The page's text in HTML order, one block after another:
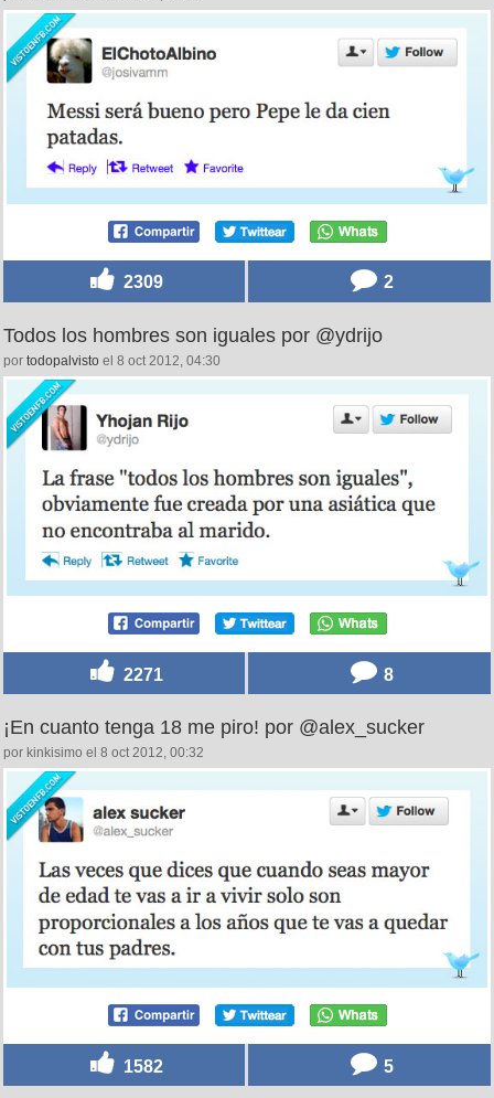
2309 2
Todos los hombres son iguales por @ydrijo
por todopalvisto el 8 oct 2012, 04:30
2271 8
¡En cuanto tenga 18 me piro! por @alex_sucker
por kinkisimo el 8 oct 2012, 00:32
1582 5